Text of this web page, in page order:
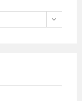
Press